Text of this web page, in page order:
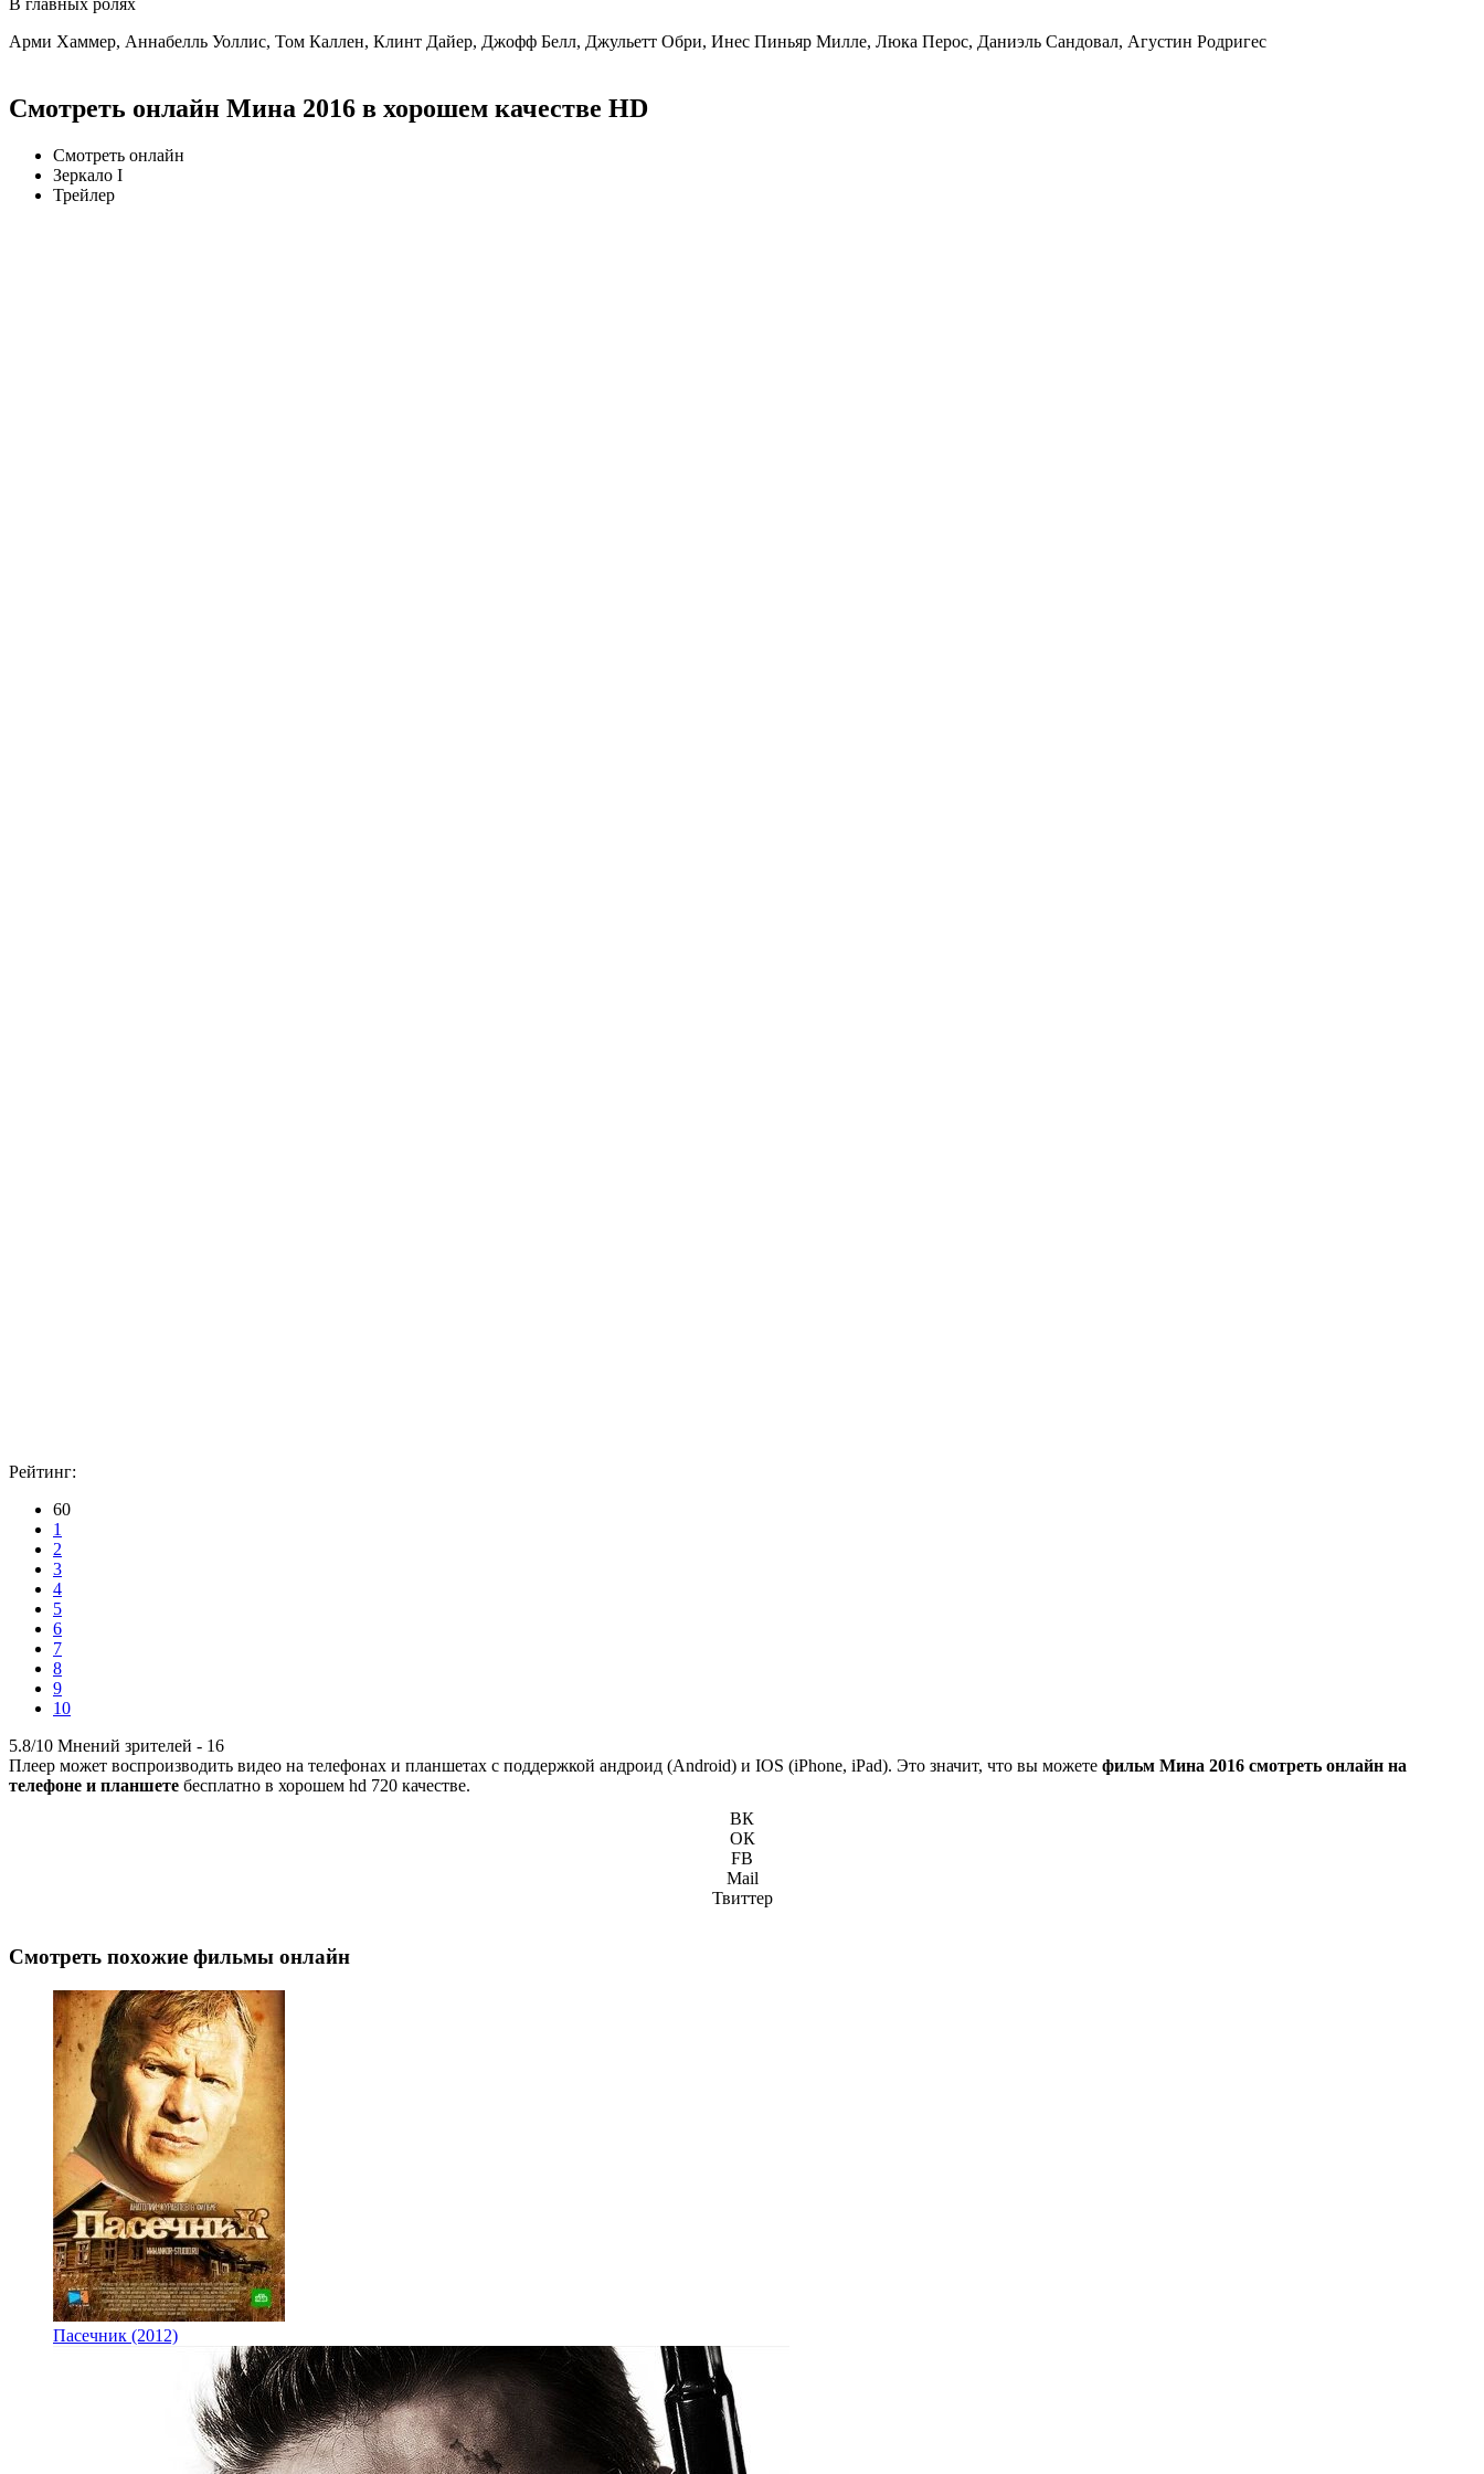
Арми Хаммер, Аннабелль Уоллис, Том Каллен, Клинт Дайер, Джофф Белл, Джульетт Обри, Инес Пиньяр Милле, Люка Перос, Даниэль Сандовал, Агустин Родригес
Смотреть онлайн Мина 2016 в хорошем качестве HD
Смотреть онлайн
Зеркало I
Трейлер
Рейтинг:
60
1
2
3
4
5
6
7
8
9
10
5.8/10 Мнений зрителей - 16
Плеер может воспроизводить видео на телефонах и планшетах с поддержкой андроид (Android) и IOS (iPhone, iPad). Это значит, что вы можете фильм Мина 2016 смотреть онлайн на
телефоне и планшете бесплатно в хорошем hd 720 качестве.
ВК
ОК
FB
Mail
Твиттер
Смотреть похожие фильмы онлайн
Пасечник (2012)